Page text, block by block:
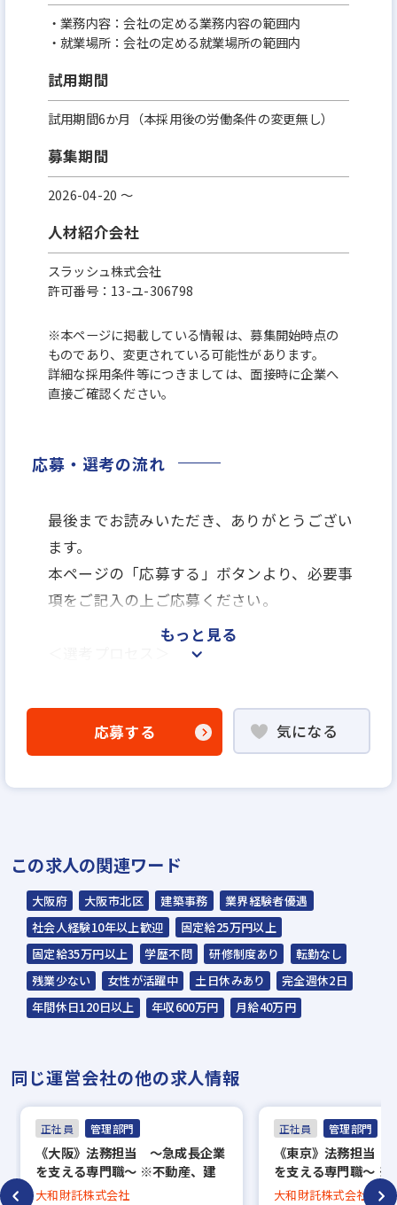
・業務内容：会社の定める業務内容の範囲内
・就業場所：会社の定める就業場所の範囲内
試用期間
試用期間6か月（本採用後の労働条件の変更無し）
募集期間
2026-04-20 〜
人材紹介会社
スラッシュ株式会社
許可番号：13-ユ-306798
※本ページに掲載している情報は、募集開始時点の
ものであり、変更されている可能性があります。
詳細な採用条件等につきましては、面接時に企業へ
直接ご確認ください。
応募・選考の流れ
最後までお読みいただき、ありがとうござい
ます。
本ページの「応募する」ボタンより、必要事
項をご記入の上ご応募ください。
▼
WEB書類選考
▼
説明選考会（電話面談）
式会社が行います＊
スラッシュ株式会社からのご連絡をお待ち
ください。
ご連絡までに7日程度いただく場合があり
ます。予めご了承ください。
担当：スラッシュ株式会社
源ビル7F
▼
面接（オンライン面接可）
▼
内定
もっと見る
応募する 気になる
この求人の関連ワード
大阪府 大阪市北区 建築事務
業界経験者優遇
社会人経験10年以上歓迎
固定給25万円以上
固定給35万円以上
学歴不問 研修制度あり
転勤なし
残業少ない
女性が活躍中 土日休みあり
完全週休2日
年間休日120日以上
年収600万円 月給40万円
同じ運営会社の他の求人情報
正社員 管理部門
《大阪》法務担当 ～急成長企業
を支える専門職～ ※不動産、建
築業界未経験歓迎
大和財託株式会社
正社員 管理部門
《東京》法務担当
を支える専門職～ ※
築業界未経験歓迎
大和財託株式会社